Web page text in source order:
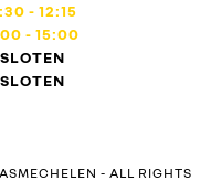
- 12:15
- 15:00
- ALL RIGHTS